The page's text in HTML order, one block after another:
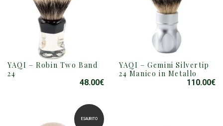
YAQI – Robin Two Band
24
48.00€
YAQI – Gemini Silvertip
24 Manico in Metallo
110.00€
ESAURITO